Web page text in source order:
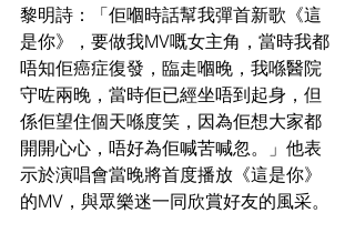
黎明詩：「佢嗰時話幫我彈首新歌《這
是你》，要做我MV嘅女主角，當時我都
唔知佢癌症復發，臨走嗰晚，我喺醫院
守咗兩晚，當時佢已經坐唔到起身，但
係佢望住個天喺度笑，因為佢想大家都
開開心心，唔好為佢喊苦喊忽。」他表
示於演唱會當晚將首度播放《這是你》
的MV，與眾樂迷一同欣賞好友的風采。